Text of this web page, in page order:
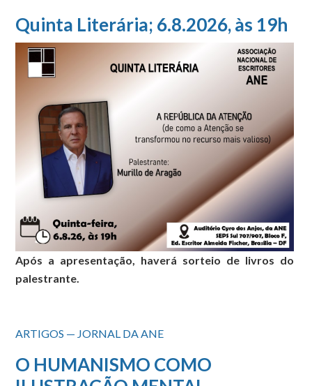
Quinta Literária; 6.8.2026, às 19h
Após a apresentação, haverá sorteio de livros do
palestrante.
ARTIGOS — JORNAL DA ANE
O HUMANISMO COMO